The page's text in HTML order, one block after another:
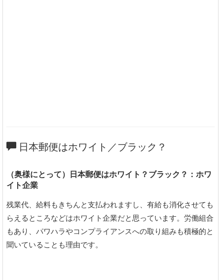
日本郵便はホワイト／ブラック？
（奥様にとって）日本郵便はホワイト？ブラック？：ホワ
イト企業
残業代、給料もきちんと支払われますし、有給も消化させても
らえるところなどはホワイト企業だと思っています。労働組合
もあり、パワハラやコンプライアンスへの取り組みも積極的と
聞いていることも理由です。